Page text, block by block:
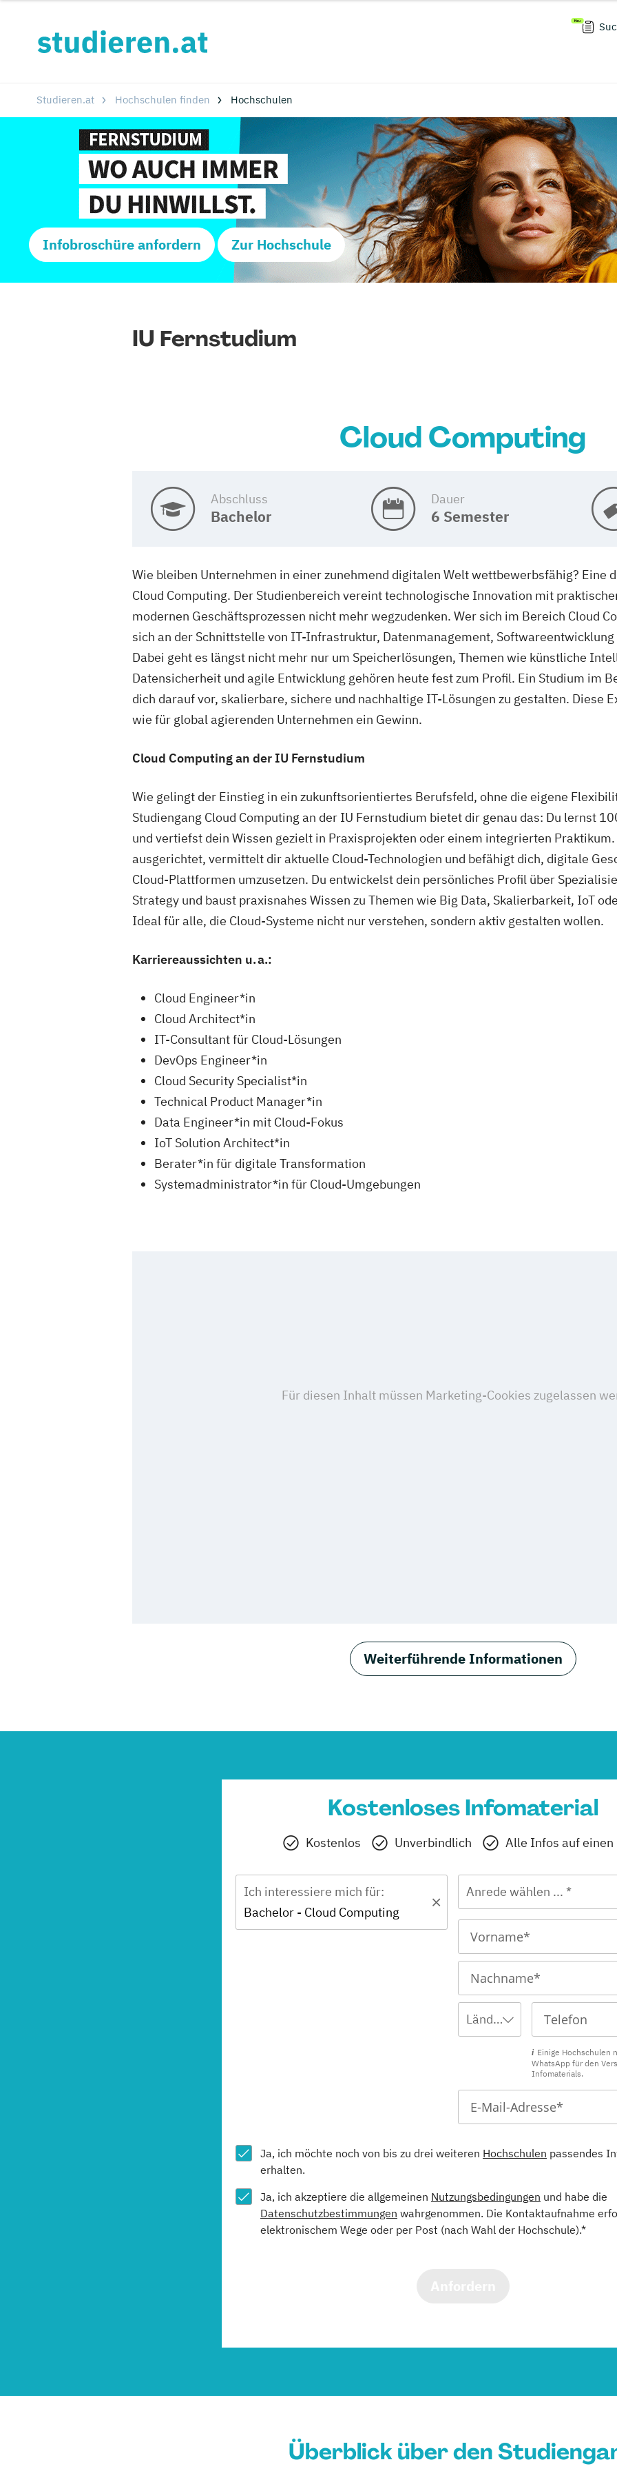
Studieren.at Hochschulen finden Hochschulen
Infobroschüre anfordern Zur Hochschule
IU Fernstudium
Cloud Computing
Abschluss
Bachelor
Dauer
6 Semester
Wie bleiben Unternehmen in einer zunehmend digitalen Welt wettbewerbsfähig? Eine
Cloud Computing. Der Studienbereich vereint technologische Innovation mit
modernen Geschäftsprozessen nicht mehr wegzudenken. Wer sich im Bereich Cloud
sich an der Schnittstelle von IT-Infrastruktur, Datenmanagement,
Dabei geht es längst nicht mehr nur um Speicherlösungen, Themen wie künstliche
Datensicherheit und agile Entwicklung gehören heute fest zum Profil. Ein Studium im
dich darauf vor, skalierbare, sichere und nachhaltige IT-Lösungen zu gestalten. Diese
wie für global agierenden Unternehmen ein Gewinn.
Cloud Computing an der IU Fernstudium
Wie gelingt der Einstieg in ein zukunftsorientiertes Berufsfeld, ohne die eigene
Studiengang Cloud Computing an der IU Fernstudium bietet dir genau das: Du lernst
und vertiefst dein Wissen gezielt in Praxisprojekten oder einem integrierten
ausgerichtet, vermittelt dir aktuelle Cloud-Technologien und befähigt dich, digitale
Cloud-Plattformen umzusetzen. Du entwickelst dein persönliches Profil über
Strategy und baust praxisnahes Wissen zu Themen wie Big Data, Skalierbarkeit, IoT
Ideal für alle, die Cloud-Systeme nicht nur verstehen, sondern aktiv gestalten wollen.
Karriereaussichten u. a.:
Cloud Engineer*in
Cloud Architect*in
IT-Consultant für Cloud-Lösungen
DevOps Engineer*in
Cloud Security Specialist*in
Technical Product Manager*in
Data Engineer*in mit Cloud-Fokus
IoT Solution Architect*in
Berater*in für digitale Transformation
Systemadministrator*in für Cloud-Umgebungen
Weiterführende Informationen
Kostenloses Infomaterial
Kostenlos Unverbindlich Alle Infos auf einen
Ich interessiere mich für:
Bachelor - Cloud Computing
Anrede wählen ... *
Ländervorwahl wählen ...
Einige Hochschulen
WhatsApp für den
Infomaterials.
Ja, ich möchte noch von bis zu drei weiteren Hochschulen passendes
erhalten.
Ja, ich akzeptiere die allgemeinen Nutzungsbedingungen und habe die
Datenschutzbestimmungen wahrgenommen. Die Kontaktaufnahme
elektronischem Wege oder per Post (nach Wahl der Hochschule).*
Überblick über den